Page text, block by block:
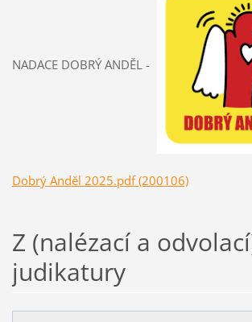
NADACE DOBRÝ ANDĚL -
Dobrý Anděl 2025.pdf (200106)
Z (nalézací a
judikatury